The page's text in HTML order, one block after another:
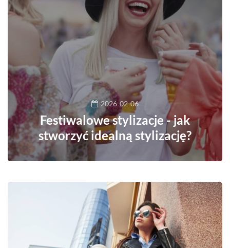
2026-02-06
Festiwalowe stylizacje - jak
stworzyć idealną stylizację?